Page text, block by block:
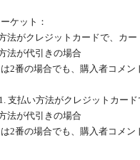
ケット：
法がクレジットカードで、カ
法が代引きの場合
2番の場合でも、購入者コメン
支払い方法がクレジットカー
法が代引きの場合
2番の場合でも、購入者コメン